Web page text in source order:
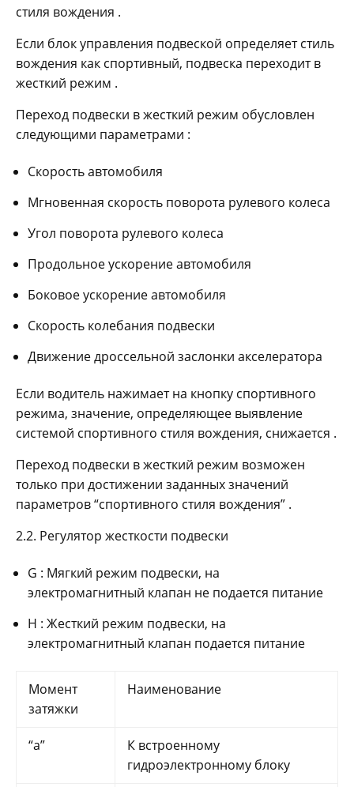
стиля вождения .
Если блок управления подвеской определяет стиль
вождения как спортивный, подвеска переходит в
жесткий режим .
Переход подвески в жесткий режим обусловлен
следующими параметрами :
Скорость автомобиля
Мгновенная скорость поворота рулевого колеса
Угол поворота рулевого колеса
Продольное ускорение автомобиля
Боковое ускорение автомобиля
Скорость колебания подвески
Движение дроссельной заслонки акселератора
Если водитель нажимает на кнопку спортивного
режима, значение, определяющее выявление
системой спортивного стиля вождения, снижается .
Переход подвески в жесткий режим возможен
только при достижении заданных значений
параметров “спортивного стиля вождения” .
2.2. Регулятор жесткости подвески
G : Мягкий режим подвески, на
электромагнитный клапан не подается питание
H : Жесткий режим подвески, на
электромагнитный клапан подается питание
Момент
затяжки
Наименование
“a”
К встроенному
гидроэлектронному блоку